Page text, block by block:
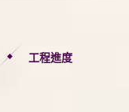
工程進度